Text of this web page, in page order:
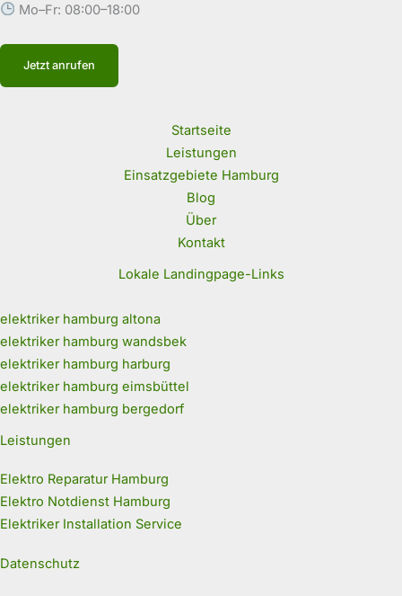
Mo–Fr: 08:00–18:00
Jetzt anrufen
Startseite
Leistungen
Einsatzgebiete Hamburg
Blog
Über
Kontakt
Lokale Landingpage-Links
elektriker hamburg altona
elektriker hamburg wandsbek
elektriker hamburg harburg
elektriker hamburg eimsbüttel
elektriker hamburg bergedorf
Leistungen
Elektro Reparatur Hamburg
Elektro Notdienst Hamburg
Elektriker Installation Service
Datenschutz